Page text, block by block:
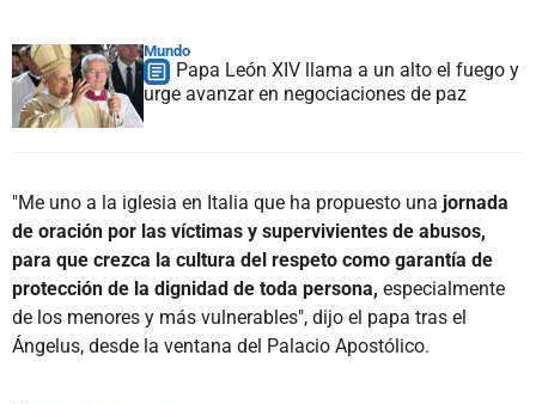
Mundo
Papa León XIV llama a un alto el fuego y
urge avanzar en negociaciones de paz
"Me uno a la iglesia en Italia que ha propuesto una jornada
de oración por las víctimas y supervivientes de abusos,
para que crezca la cultura del respeto como garantía de
protección de la dignidad de toda persona, especialmente
de los menores y más vulnerables", dijo el papa tras el
Ángelus, desde la ventana del Palacio Apostólico.